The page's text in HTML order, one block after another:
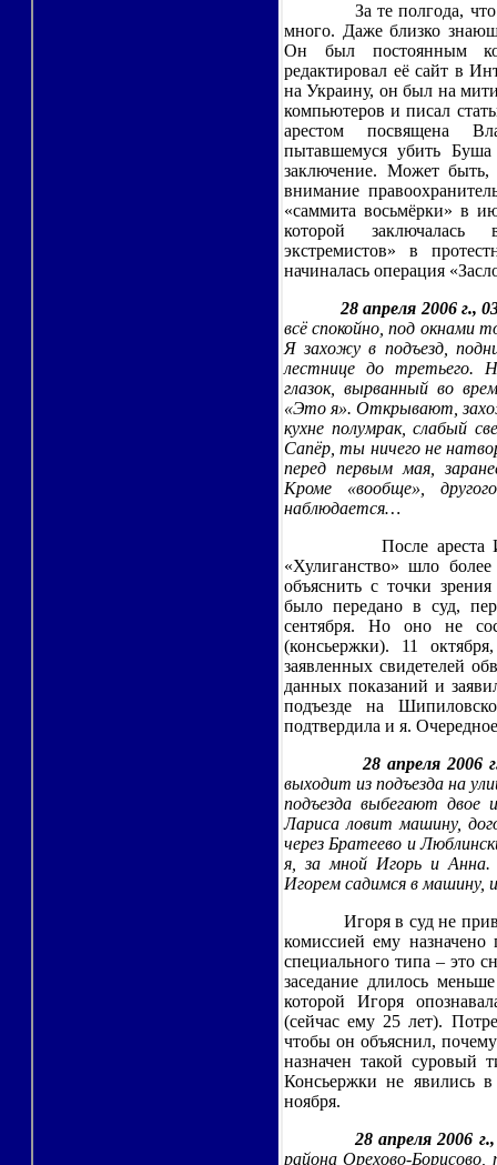
За те полгода,
много. Даже близко
Он был постоянным
редактировал её сайт в
на Украину, он был на
компьютеров и писал
арестом посвящена
пытавшемуся убить
заключение. Может
внимание
«саммита восьмёрки» в
которой
экстремистов» в
начиналась операция
28 апреля 2006 г.,
всё спокойно, под окнами
Я захожу в подъезд,
лестнице до третьего.
глазок, вырванный во
«Это я». Открывают,
кухне полумрак, слабый
Сапёр, ты ничего не
перед первым мая,
Кроме «вообще»,
наблюдается…
После
«Хулиганство» шло
объяснить с точки
было передано в суд,
сентября. Но оно не
(консьержки). 11
заявленных свидетелей
данных показаний и
подъезде на
подтвердила и я.
28 апреля 2006
выходит из подъезда на
подъезда выбегают двое
Лариса ловит машину,
через Братеево и
я, за мной Игорь и
Игорем садимся в машину,
Игоря в суд не
комиссией ему назначено
специального типа – это
заседание длилось
которой Игоря
(сейчас ему 25 лет).
чтобы он объяснил, почему
назначен такой суровый
Консьержки не явились
ноября.
28 апреля 2006
района Орехово-